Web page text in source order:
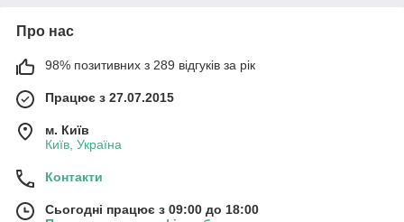
Про нас
98% позитивних з 289 відгуків за рік
Працює з 27.07.2015
м. Київ
Київ, Україна
Контакти
Сьогодні працює з 09:00 до 18:00